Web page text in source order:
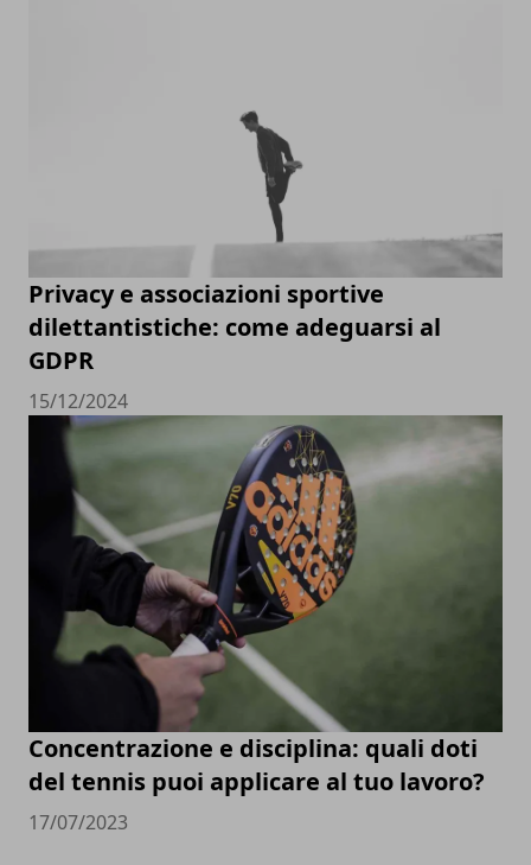
Privacy e associazioni sportive
dilettantistiche: come adeguarsi al
GDPR
15/12/2024
Concentrazione e disciplina: quali doti
del tennis puoi applicare al tuo lavoro?
17/07/2023